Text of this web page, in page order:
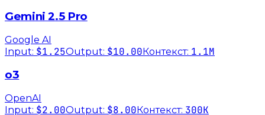
Gemini 2.5 Pro
Google AI
Input: $1.25Output: $10.00Контекст: 1.1M
o3
OpenAI
Input: $2.00Output: $8.00 Контекст: 300K